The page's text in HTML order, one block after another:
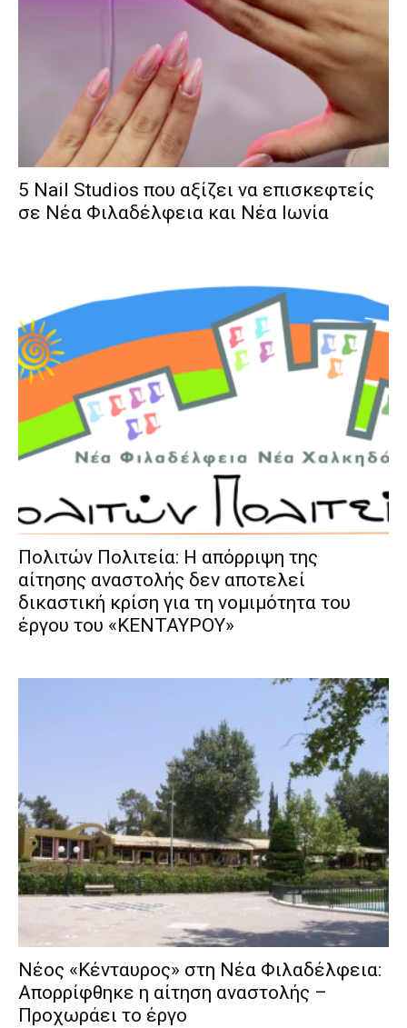
5 Nail Studios που αξίζει να επισκεφτείς
σε Νέα Φιλαδέλφεια και Νέα Ιωνία
Πολιτών Πολιτεία: Η απόρριψη της
αίτησης αναστολής δεν αποτελεί
δικαστική κρίση για τη νομιμότητα του
έργου του «ΚΕΝΤΑΥΡΟΥ»
Νέος «Κένταυρος» στη Νέα Φιλαδέλφεια:
Απορρίφθηκε η αίτηση αναστολής –
Προχωράει το έργο